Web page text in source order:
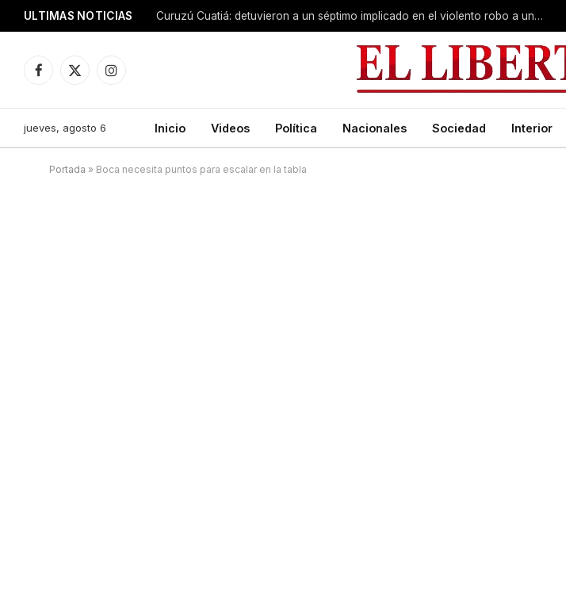
ULTIMAS NOTICIAS Curuzú Cuatiá: detuvieron a un séptimo implicado en el violento robo a una anciana
Facebook
X
Instagram
jueves, agosto 6 Inicio Videos Política Nacionales Sociedad Interior
Portada » Boca necesita puntos para escalar en la tabla